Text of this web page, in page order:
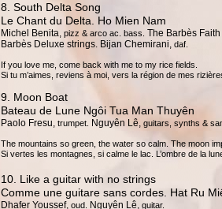
8. South Delta Song
Le Chant du Delta. Ho Mien Nam
Michel Benita, pizz & arco ac. bass. The Barbès
Barbès Deluxe strings. Bijan Chemirani, daf.
If you love me, come back with me to my rice fields.
Si tu m’aimes, reviens à moi, vers la région de mes
9. Moon Boat
Bateau de Lune Ngôi Tua Man Thuyên
Paolo Fresu, trumpet. Nguyên Lê, guitars, synths &
The mountains so green, the water so calm. The moon
Si vertes les montagnes, si calme le lac. L’ombre de la
10. Like a guitar with no strings
Comme une guitare sans cordes. Hat Ru
Dhafer Youssef, oud. Nguyên Lê, guitar.